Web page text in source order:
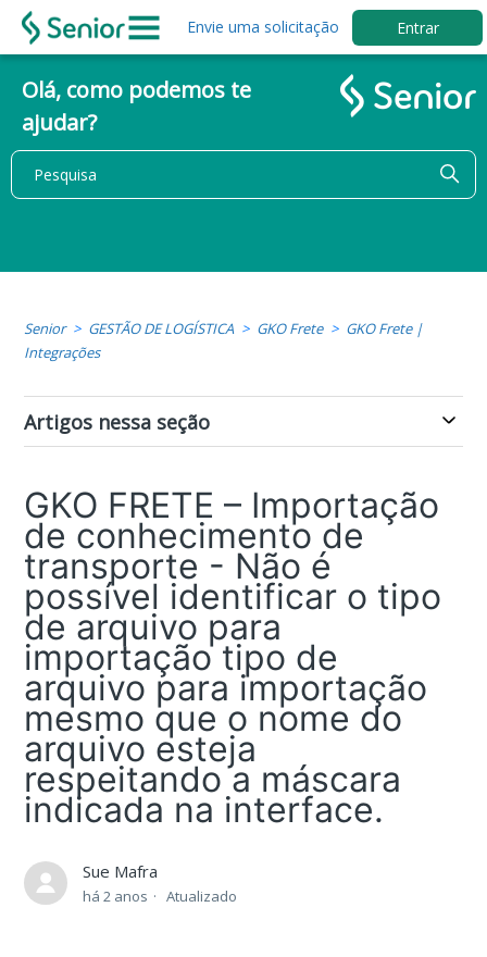
Envie uma solicitação Entrar
Olá, como podemos te
ajudar?
Senior GESTÃO DE LOGÍSTICA GKO Frete
GKO Frete |
Integrações
Artigos nessa seção
GKO FRETE – Importação
de conhecimento de
transporte - Não é
possível identificar o tipo
de arquivo para
importação tipo de
arquivo para importação
mesmo que o nome do
arquivo esteja
respeitando a máscara
indicada na interface.
Sue Mafra
há 2 anos Atualizado